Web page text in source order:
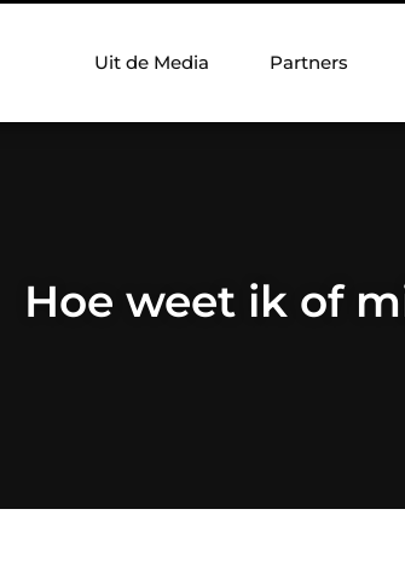
Uit de Media Partners
Hoe weet ik of